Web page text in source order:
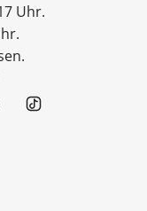
Uhr.